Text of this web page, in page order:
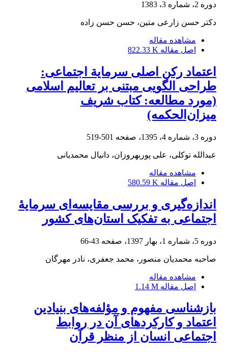
دوره 2، شماره 3، 1383
دکتر حسن زارعى متین، حسن حسن زاده
مشاهده مقاله
اصل مقاله 822.33 K
اعتماد رکن اصلی سرمایة اجتماعی:
طراحی الگویی مبتنی بر تعالیم اسلامی
(مورد مطالعه: کتاب شریف
میزان‌الحکمه)
دوره 3، شماره 4، 1395، صفحه 501-519
عبدالله توکلی، علی پوربهروزان، دانیال محمدیانی
مشاهده مقاله
اصل مقاله 580.59 K
اندازه‌گیری و بررسی مقایسه‌ای سرمایۀ
اجتماعی به تفکیک استان‌های کشور
دوره 5، شماره 1، بهار 1397، صفحه 43-66
صاحبه محمدیان منصور، محمد جعفری، نادر مهرگان
مشاهده مقاله
اصل مقاله 1.14 M
بازشناسی مفهوم و مؤلفه‌های بنیادین
اعتماد و کارکردهای آن در روابط
اجتماعی انسان از منظر قرآن